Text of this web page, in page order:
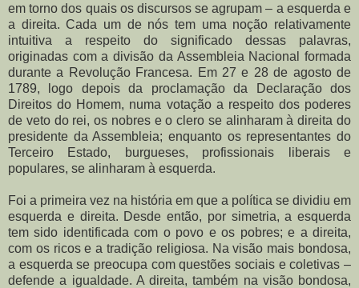
em torno dos quais os discursos se agrupam – a esquerda e
a direita. Cada um de nós tem uma noção relativamente
intuitiva a respeito do significado dessas palavras,
originadas com a divisão da Assembleia Nacional formada
durante a Revolução Francesa. Em 27 e 28 de agosto de
1789, logo depois da proclamação da Declaração dos
Direitos do Homem, numa votação a respeito dos poderes
de veto do rei, os nobres e o clero se alinharam à direita do
presidente da Assembleia; enquanto os representantes do
Terceiro Estado, burgueses, profissionais liberais e
populares, se alinharam à esquerda.
Foi a primeira vez na história em que a política se dividiu em
esquerda e direita. Desde então, por simetria, a esquerda
tem sido identificada com o povo e os pobres; e a direita,
com os ricos e a tradição religiosa. Na visão mais bondosa,
a esquerda se preocupa com questões sociais e coletivas –
defende a igualdade. A direita, também na visão bondosa,